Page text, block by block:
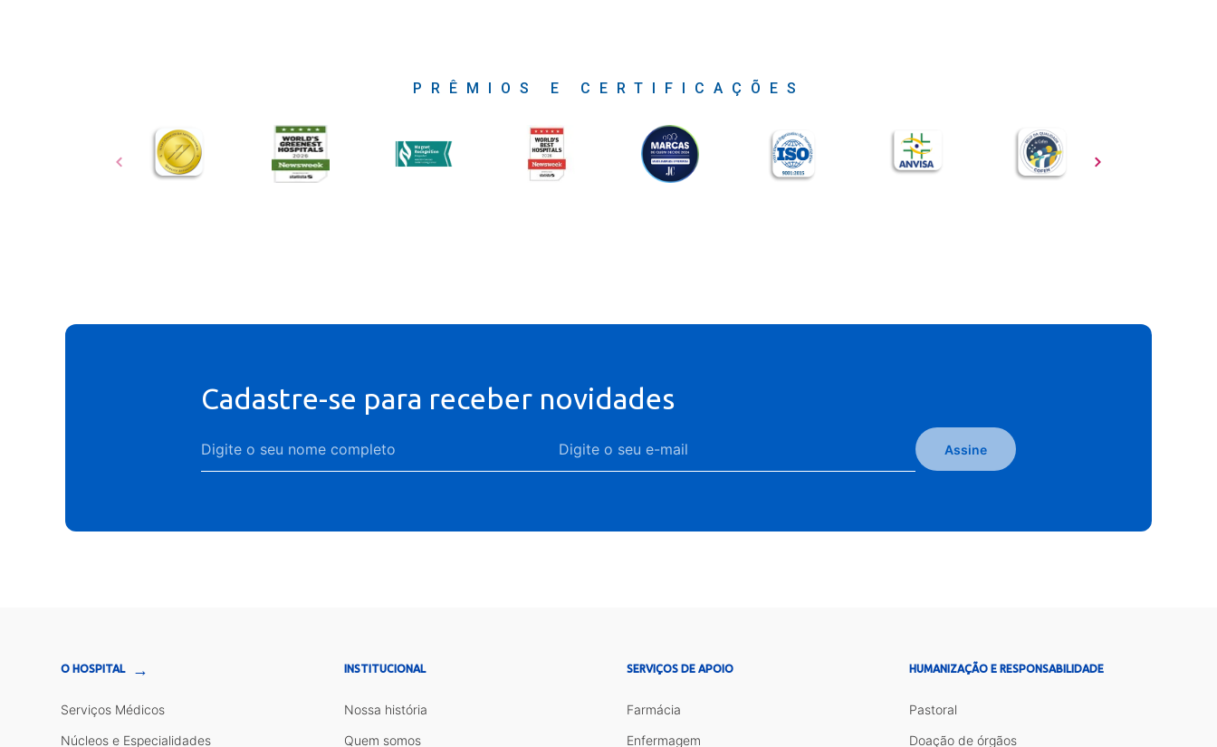
PRÊMIOS E CERTIFICAÇÕES
Cadastre-se para receber novidades
Assine
O HOSPITAL →
Serviços Médicos
Núcleos e Especialidades
INSTITUCIONAL
Nossa história
Quem somos
SERVIÇOS DE APOIO
Farmácia
Enfermagem
HUMANIZAÇÃO E RESPONSABILIDADE
Pastoral
Doação de órgãos